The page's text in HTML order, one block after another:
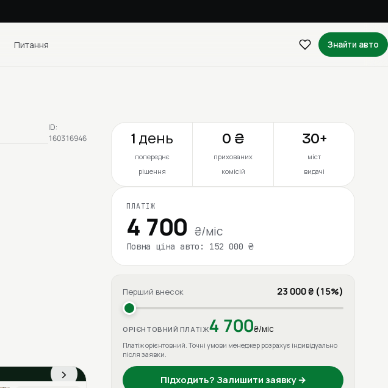
Питання Знайти авто
ID:
160316946
›
1 день
попереднє
рішення
0 ₴
прихованих
комісій
30+
міст
видачі
ПЛАТІЖ
4 700 ₴/міс
Повна ціна авто: 152 000 ₴
Перший внесок 23 000 ₴ (15%)
ОРІЄНТОВНИЙ ПЛАТІЖ4 700₴/міс
Платіж орієнтовний. Точні умови менеджер розрахує індивідуально
після заявки.
Підходить? Залишити заявку →